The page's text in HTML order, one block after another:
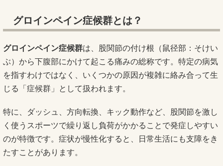
グロインペイン症候群とは？
グロインペイン症候群は、股関節の付け根（鼠径部：そけい
ぶ）から下腹部にかけて起こる痛みの総称です。特定の病気
を指すわけではなく、いくつかの原因が複雑に絡み合って生
じる「症候群」として扱われます。
特に、ダッシュ、方向転換、キック動作など、股関節を激し
く使うスポーツで繰り返し負荷がかかることで発症しやすい
のが特徴です。症状が慢性化すると、日常生活にも支障をき
たすことがあります。